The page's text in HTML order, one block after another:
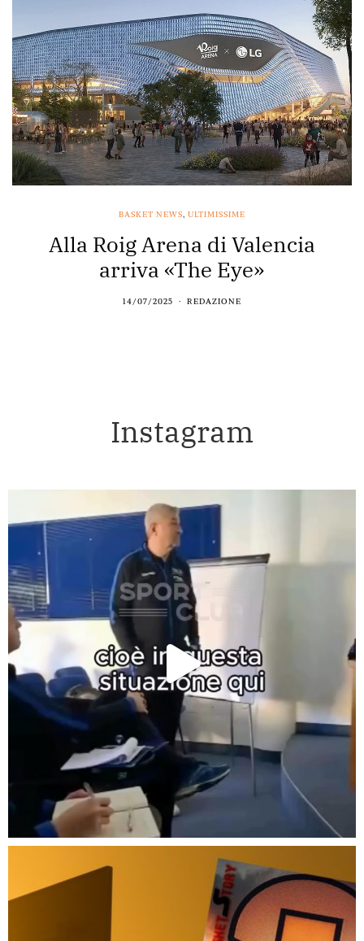
BASKET NEWS, ULTIMISSIME
Alla Roig Arena di Valencia
arriva «The Eye»
14/07/2025 REDAZIONE
Instagram